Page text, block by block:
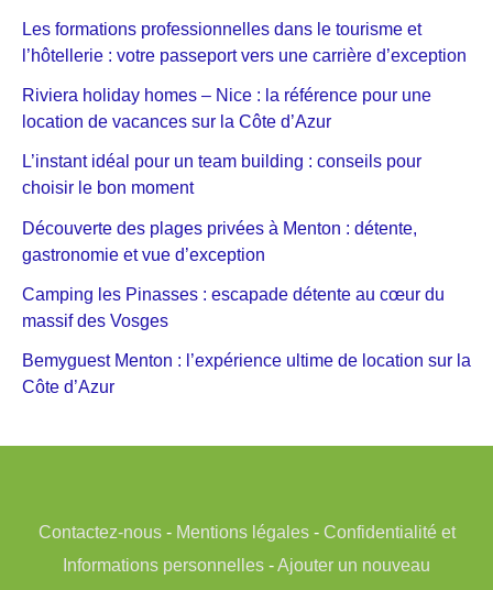
Les formations professionnelles dans le tourisme et
l’hôtellerie : votre passeport vers une carrière d’exception
Riviera holiday homes – Nice : la référence pour une
location de vacances sur la Côte d’Azur
L’instant idéal pour un team building : conseils pour
choisir le bon moment
Découverte des plages privées à Menton : détente,
gastronomie et vue d’exception
Camping les Pinasses : escapade détente au cœur du
massif des Vosges
Bemyguest Menton : l’expérience ultime de location sur la
Côte d’Azur
Contactez-nous- Mentions légales- Confidentialité et
Informations personnelles -Ajouter un nouveau